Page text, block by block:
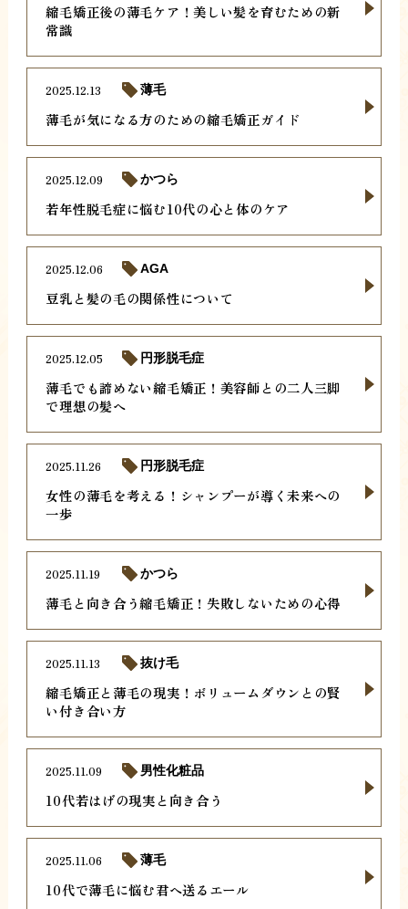
縮毛矯正後の薄毛ケア！美しい髪を育むための新
常識
薄毛が気になる方のための縮毛矯正ガイド
2025.12.13 薄毛
若年性脱毛症に悩む10代の心と体のケア
2025.12.09 かつら
豆乳と髪の毛の関係性について
2025.12.06 AGA
薄毛でも諦めない縮毛矯正！美容師との二人三脚
で理想の髪へ
2025.12.05 円形脱毛症
女性の薄毛を考える！シャンプーが導く未来への
一歩
2025.11.26 円形脱毛症
薄毛と向き合う縮毛矯正！失敗しないための心得
2025.11.19 かつら
縮毛矯正と薄毛の現実！ボリュームダウンとの賢
い付き合い方
2025.11.13 抜け毛
10代若はげの現実と向き合う
2025.11.09 男性化粧品
10代で薄毛に悩む君へ送るエール
2025.11.06 薄毛